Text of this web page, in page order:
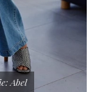
Abel